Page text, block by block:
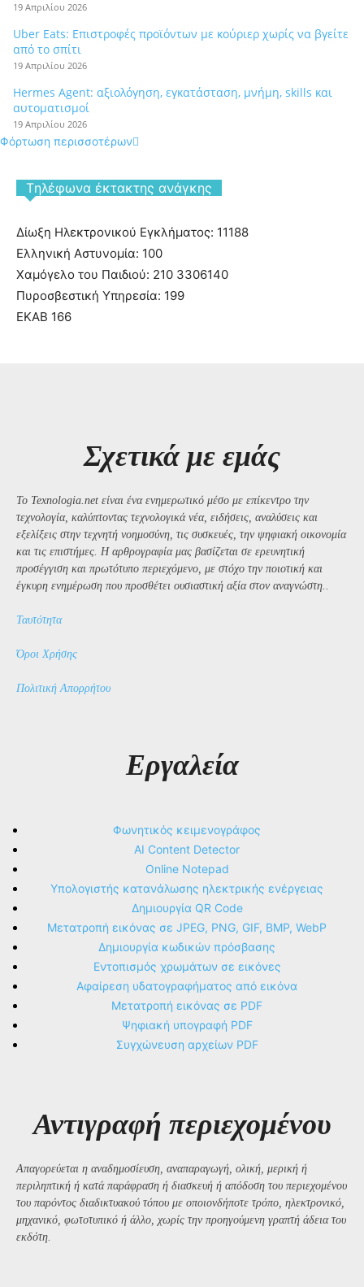
19 Απριλίου 2026
Uber Eats: Επιστροφές προϊόντων με κούριερ χωρίς να βγείτε
από το σπίτι
19 Απριλίου 2026
Hermes Agent: αξιολόγηση, εγκατάσταση, μνήμη, skills και
αυτοματισμοί
19 Απριλίου 2026
Φόρτωση περισσοτέρων
Tηλέφωνα έκτακτης ανάγκης
Δίωξη Ηλεκτρονικού Εγκλήματος: 11188
Ελληνική Αστυνομία: 100
Χαμόγελο του Παιδιού: 210 3306140
Πυροσβεστική Υπηρεσία: 199
ΕΚΑΒ 166
Σχετικά με εμάς
Το Texnologia.net είναι ένα ενημερωτικό μέσο με επίκεντρο την
τεχνολογία, καλύπτοντας τεχνολογικά νέα, ειδήσεις, αναλύσεις και
εξελίξεις στην τεχνητή νοημοσύνη, τις συσκευές, την ψηφιακή οικονομία
και τις επιστήμες. Η αρθρογραφία μας βασίζεται σε ερευνητική
προσέγγιση και πρωτότυπο περιεχόμενο, με στόχο την ποιοτική και
έγκυρη ενημέρωση που προσθέτει ουσιαστική αξία στον αναγνώστη..
Ταυτότητα
Όροι Χρήσης
Πολιτική Απορρήτου
Εργαλεία
Φωνητικός κειμενογράφος
AI Content Detector
Online Notepad
Υπολογιστής κατανάλωσης ηλεκτρικής ενέργειας
Δημιουργία QR Code
Μετατροπή εικόνας σε JPEG, PNG, GIF, BMP, WebP
Δημιουργία κωδικών πρόσβασης
Εντοπισμός χρωμάτων σε εικόνες
Αφαίρεση υδατογραφήματος από εικόνα
Μετατροπή εικόνας σε PDF
Ψηφιακή υπογραφή PDF
Συγχώνευση αρχείων PDF
Αντιγραφή περιεχομένου
Απαγορεύεται η αναδημοσίευση, αναπαραγωγή, ολική, μερική ή
περιληπτική ή κατά παράφραση ή διασκευή ή απόδοση του περιεχομένου
του παρόντος διαδικτυακού τόπου με οποιονδήποτε τρόπο, ηλεκτρονικό,
μηχανικό, φωτοτυπικό ή άλλο, χωρίς την προηγούμενη γραπτή άδεια του
εκδότη.